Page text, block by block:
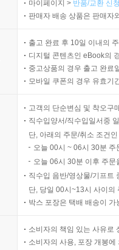
마이페이지 > 반품/교환 신
판매자 배송 상품은 판매자
출고 완료 후 10일 이내의
디지털 콘텐츠인 eBook의
중고상품의 경우 출고 완료
모바일 쿠폰의 경우 유효기
고객의 단순변심 및 착오구
직수입양서/직수입일서중
단, 아래의 주문/취소 조건
오늘 00시 ~ 06시 30분
오늘 06시 30분 이후 주
직수입 음반/영상물/기프트
단, 당일 00시~13시 사이의
박스 포장은 택배 배송이
소비자의 책임 있는 사유로
소비자의 사용, 포장 개봉